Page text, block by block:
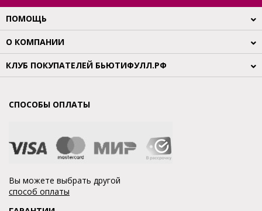
ПОМОЩЬ
О КОМПАНИИ
КЛУБ ПОКУПАТЕЛЕЙ БЬЮТИФУЛЛ.РФ
СПОСОБЫ ОПЛАТЫ
Вы можете выбрать другой
способ оплаты